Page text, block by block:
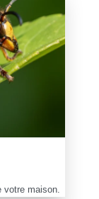
maison.